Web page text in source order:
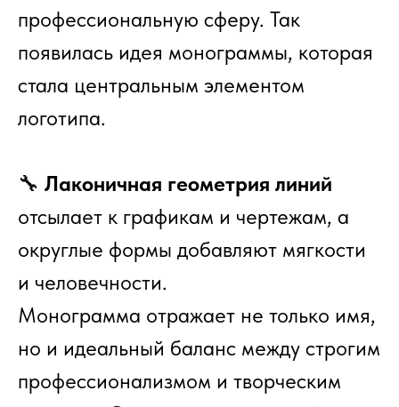
профессиональную сферу. Так
появилась идея монограммы, которая
стала центральным элементом
логотипа.
🔧 Лаконичная геометрия линий
отсылает к графикам и чертежам, а
округлые формы добавляют мягкости
и человечности.
Монограмма отражает не только имя,
но и идеальный баланс между строгим
профессионализмом и творческим